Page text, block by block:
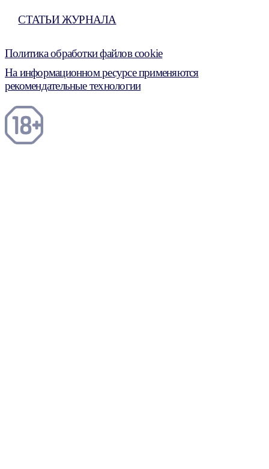
СТАТЬИ ЖУРНАЛА
Политика обработки файлов cookie
На информационном ресурсе применяются
рекомендательные технологии